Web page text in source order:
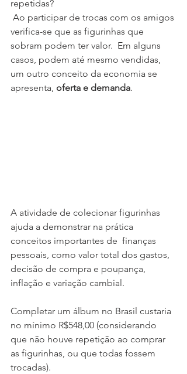
repetidas?
verifica-se que as figurinhas que
sobram podem ter valor.  Em alguns
casos, podem até mesmo vendidas,
um outro conceito da economia se
apresenta, oferta e demanda.
A atividade de colecionar figurinhas
ajuda a demonstrar na prática
conceitos importantes de  finanças
pessoais, como valor total dos gastos,
decisão de compra e poupança,
inflação e variação cambial.
Completar um álbum no Brasil custaria
no mínimo R$548,00 (considerando
que não houve repetição ao comprar
as figurinhas, ou que todas fossem
trocadas).